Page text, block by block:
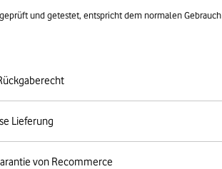
und getestet, entspricht dem normalen Gebrauch
Lieferung
von Recommerce